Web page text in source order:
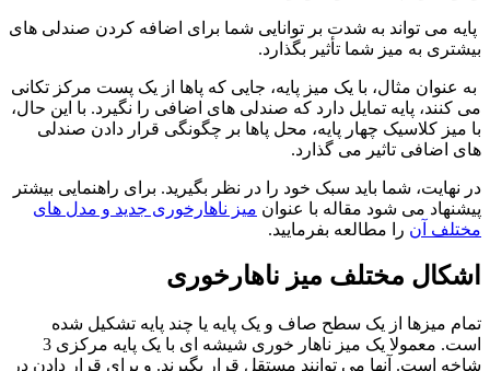
پایه می تواند به شدت بر توانایی شما برای اضافه کردن صندلی های
بیشتری به میز شما تأثیر بگذارد.
به عنوان مثال، با یک میز پایه، جایی که پاها از یک پست مرکز تکانی
می کنند، پایه تمایل دارد که صندلی های اضافی را نگیرد. با این حال،
با میز کلاسیک چهار پایه، محل پاها بر چگونگی قرار دادن صندلی
های اضافی تاثیر می گذارد.
در نهایت، شما باید سبک خود را در نظر بگیرید. برای راهنمایی بیشتر
پیشنهاد می شود مقاله با عنوان میز ناهارخوری جدید و مدل های
مختلف آن را مطالعه بفرمایید.
اشکال مختلف میز ناهارخوری
تمام میزها از یک سطح صاف و یک پایه یا چند پایه تشکیل شده
است. معمولا یک میز ناهار خوری شیشه ای با یک پایه مرکزی 3
شاخه است. آنها می توانند مستقل قرار بگیرند. و برای قرار دادن در